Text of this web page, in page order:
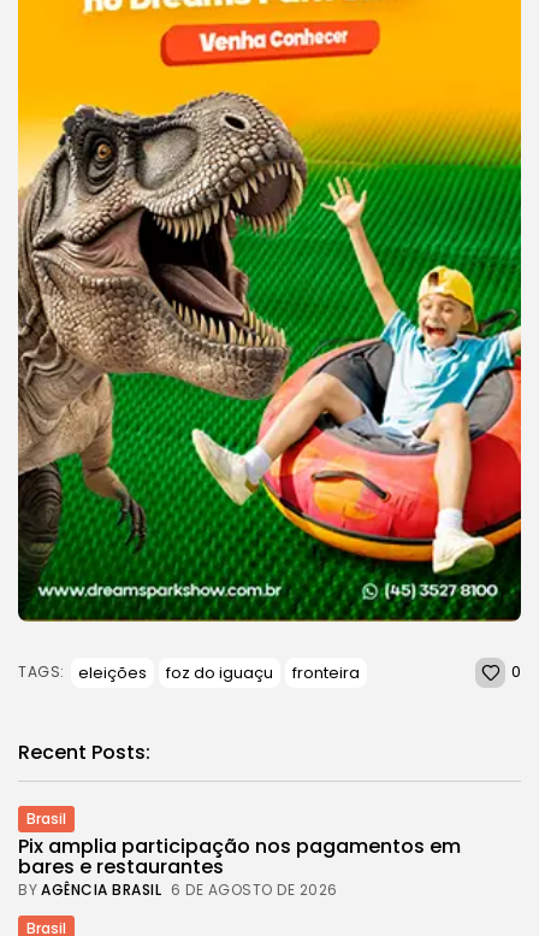
TAGS: eleições foz do iguaçu fronteira 0
Recent Posts:
Brasil
Pix amplia participação nos pagamentos em
bares e restaurantes
BYAGÊNCIA BRASIL 6 DE AGOSTO DE 2026
Brasil